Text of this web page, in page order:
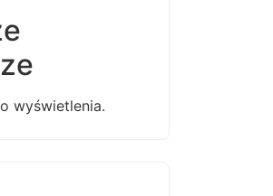
wyświetlenia.